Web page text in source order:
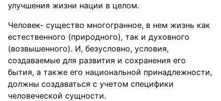
улучшения жизни нации в целом.
Человек- существо многогранное, в нем жизнь как
естественного (природного), так и духовного
(возвышенного). И, безусловно, условия,
создаваемые для развития и сохранения его
бытия, а также его национальной принадлежности,
должны создаваться с учетом специфики
человеческой сущности.